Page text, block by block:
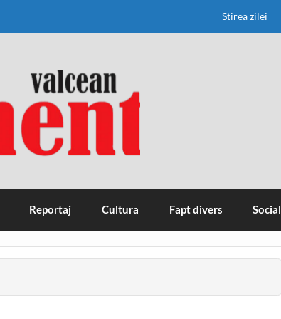
Stirea zilei
Reportaj Cultura Fapt divers Social